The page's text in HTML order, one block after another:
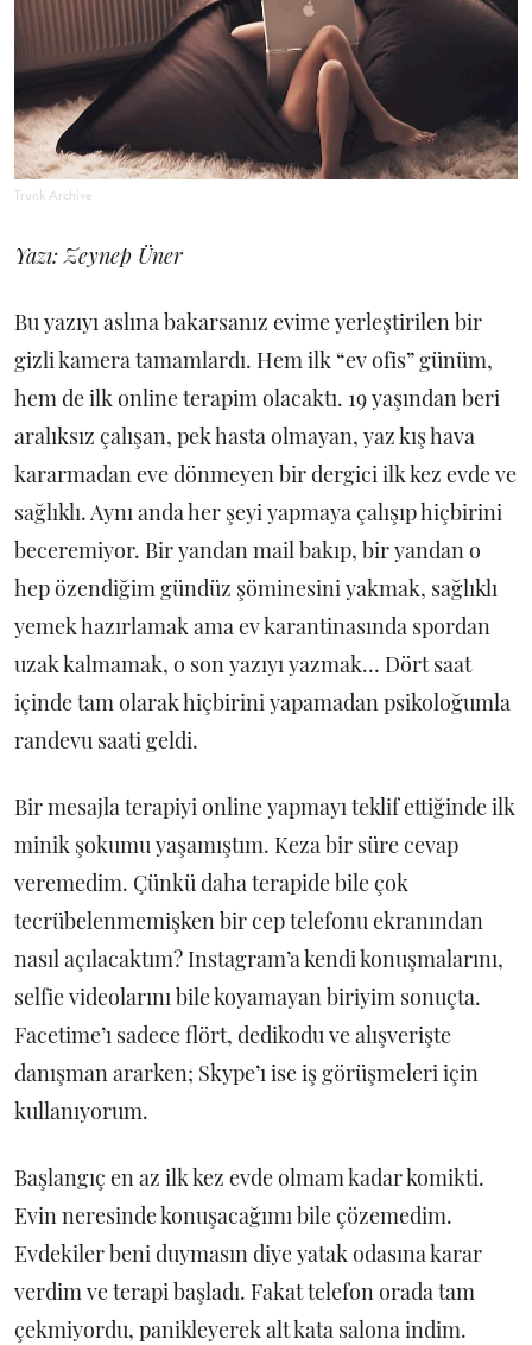
Trunk Archive
Yazı: Zeynep Üner
Bu yazıyı aslına bakarsanız evime yerleştirilen bir
gizli kamera tamamlardı. Hem ilk “ev ofis” günüm,
hem de ilk online terapim olacaktı. 19 yaşından beri
aralıksız çalışan, pek hasta olmayan, yaz kış hava
kararmadan eve dönmeyen bir dergici ilk kez evde ve
sağlıklı. Aynı anda her şeyi yapmaya çalışıp hiçbirini
beceremiyor. Bir yandan mail bakıp, bir yandan o
hep özendiğim gündüz şöminesini yakmak, sağlıklı
yemek hazırlamak ama ev karantinasında spordan
uzak kalmamak, o son yazıyı yazmak… Dört saat
içinde tam olarak hiçbirini yapamadan psikoloğumla
randevu saati geldi.
Bir mesajla terapiyi online yapmayı teklif ettiğinde ilk
minik şokumu yaşamıştım. Keza bir süre cevap
veremedim. Çünkü daha terapide bile çok
tecrübelenmemişken bir cep telefonu ekranından
nasıl açılacaktım? Instagram’a kendi konuşmalarını,
selfie videolarını bile koyamayan biriyim sonuçta.
Facetime’ı sadece flört, dedikodu ve alışverişte
danışman ararken; Skype’ı ise iş görüşmeleri için
kullanıyorum.
Başlangıç en az ilk kez evde olmam kadar komikti.
Evin neresinde konuşacağımı bile çözemedim.
Evdekiler beni duymasın diye yatak odasına karar
verdim ve terapi başladı. Fakat telefon orada tam
çekmiyordu, panikleyerek alt kata salona indim.